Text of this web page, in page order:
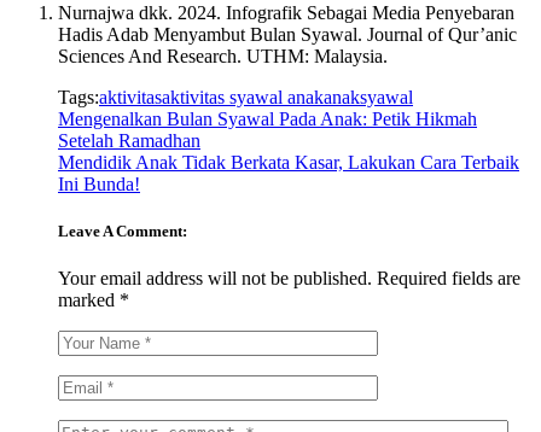
Nurnajwa dkk. 2024. Infografik Sebagai Media Penyebaran
Hadis Adab Menyambut Bulan Syawal. Journal of Qur’anic
Sciences And Research. UTHM: Malaysia.
Tags:aktivitasaktivitas syawal anakanaksyawal
Mengenalkan Bulan Syawal Pada Anak: Petik Hikmah
Setelah Ramadhan
Mendidik Anak Tidak Berkata Kasar, Lakukan Cara Terbaik
Ini Bunda!
Leave A Comment:
Your email address will not be published. Required fields are
marked *